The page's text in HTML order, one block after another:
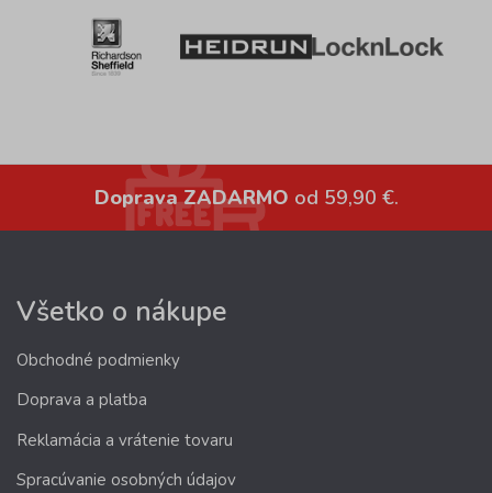
Doprava ZADARMO od 59,90 €.
Všetko o nákupe
Obchodné podmienky
Doprava a platba
Reklamácia a vrátenie tovaru
Spracúvanie osobných údajov